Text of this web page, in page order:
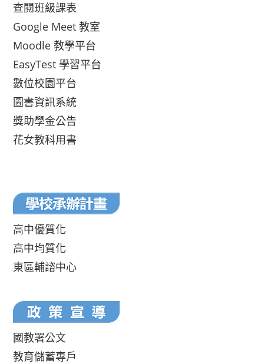
查閱班級課表
Google Meet 教室
Moodle 教學平台
EasyTest 學習平台
數位校園平台
圖書資訊系統
獎助學金公告
花女教科用書
高中優質化
高中均質化
東區輔諮中心
國教署公文
教育儲蓄專戶